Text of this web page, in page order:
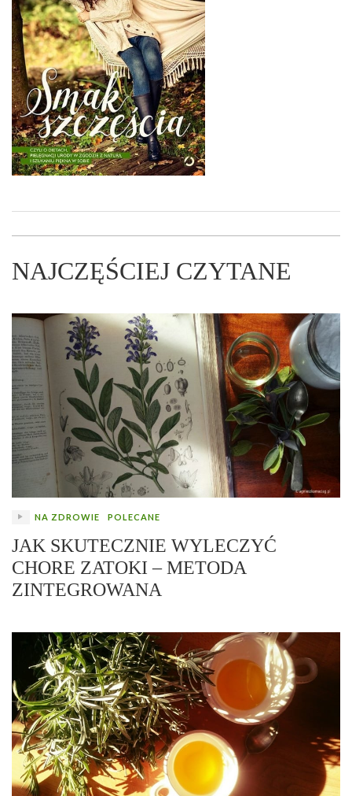
NAJCZĘŚCIEJ CZYTANE
NA ZDROWIE POLECANE
JAK SKUTECZNIE WYLECZYĆ
CHORE ZATOKI – METODA
ZINTEGROWANA